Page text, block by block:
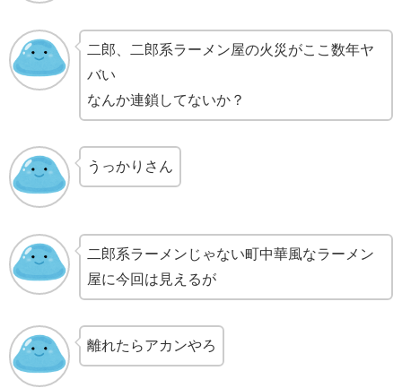
二郎、二郎系ラーメン屋の火災がここ数年ヤ
バい
なんか連鎖してないか？
うっかりさん
二郎系ラーメンじゃない町中華風なラーメン
屋に今回は見えるが
離れたらアカンやろ